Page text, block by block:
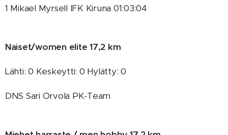
1 Mikael Myrsell IFK Kiruna 01:03:04
Naiset/women elite 17,2 km
Lähti: 0 Keskeytti: 0 Hylätty: 0
DNS Sari Orvola PK-Team